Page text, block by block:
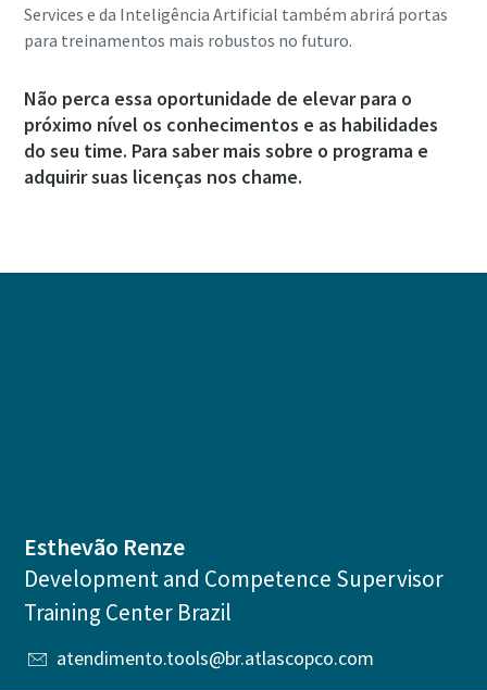
Services e da Inteligência Artificial também abrirá portas
para treinamentos mais robustos no futuro.
Não perca essa oportunidade de elevar para o
próximo nível os conhecimentos e as habilidades
do seu time. Para saber mais sobre o programa e
adquirir suas licenças nos chame.
Esthevão Renze
Development and Competence Supervisor
Training Center Brazil
atendimento.tools@br.atlascopco.com